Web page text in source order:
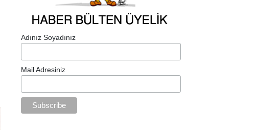
Adınız Soyadınız
Mail Adresiniz